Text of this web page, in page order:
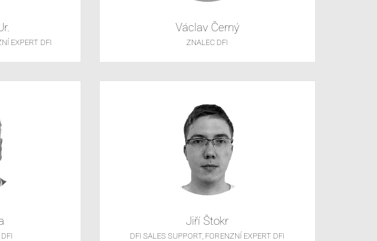
EXPERT DFI
Václav Černý
ZNALEC DFI
Jiří Štokr
DFI SALES SUPPORT, FORENZNÍ EXPERT DFI